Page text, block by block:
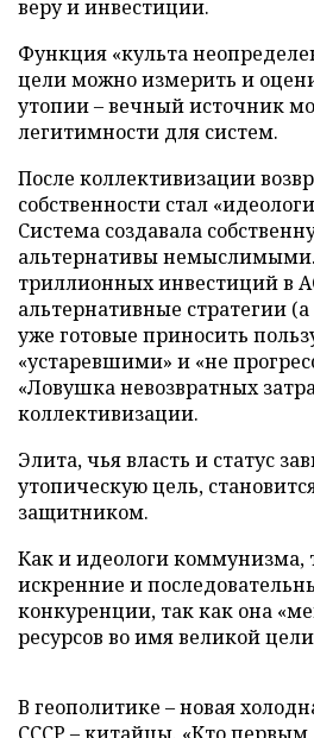
веру и инвестиции.
Функция «культа
цели можно измерить и
утопии – вечный источник
легитимности для систем.
После коллективизации
собственности стал
Система создавала
альтернативы
триллионных инвестиций в
альтернативные стратегии
уже готовые приносить
«устаревшими» и «не
«Ловушка невозвратных
коллективизации.
Элита, чья власть и статус
утопическую цель,
защитником.
Как и идеологи коммунизма,
искренние и
конкуренции, так как она
ресурсов во имя великой
В геополитике – новая